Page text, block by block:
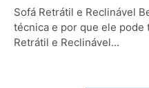
Sofá Retrátil e Reclinável
técnica e por que ele pode
Retrátil e Reclinável...